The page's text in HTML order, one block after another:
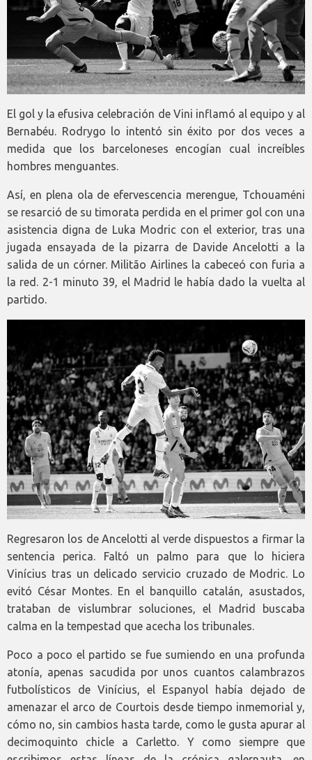
El gol y la efusiva celebración de Vini inflamó al equipo y al
Bernabéu. Rodrygo lo intentó sin éxito por dos veces a
medida que los barceloneses encogían cual increíbles
hombres menguantes.
Así, en plena ola de efervescencia merengue, Tchouaméni
se resarció de su timorata perdida en el primer gol con una
asistencia digna de Luka Modric con el exterior, tras una
jugada ensayada de la pizarra de Davide Ancelotti a la
salida de un córner. Militão Airlines la cabeceó con furia a
la red. 2-1 minuto 39, el Madrid le había dado la vuelta al
partido.
Regresaron los de Ancelotti al verde dispuestos a firmar la
sentencia perica. Faltó un palmo para que lo hiciera
Vinícius tras un delicado servicio cruzado de Modric. Lo
evitó César Montes. En el banquillo catalán, asustados,
trataban de vislumbrar soluciones, el Madrid buscaba
calma en la tempestad que acecha los tribunales.
Poco a poco el partido se fue sumiendo en una profunda
atonía, apenas sacudida por unos cuantos calambrazos
futbolísticos de Vinícius, el Espanyol había dejado de
amenazar el arco de Courtois desde tiempo inmemorial y,
cómo no, sin cambios hasta tarde, como le gusta apurar al
decimoquinto chicle a Carletto. Y como siempre que